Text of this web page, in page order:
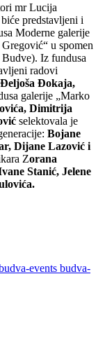
mr Lucija
predstavljeni i
Moderne galerije
u spomen
Iz fundusa
radovi
Đokaja,
galerije „Marko
Dimitrija
selektovala je
Bojane
Dijane Lazović i
Zorana
Stanić, Jelene